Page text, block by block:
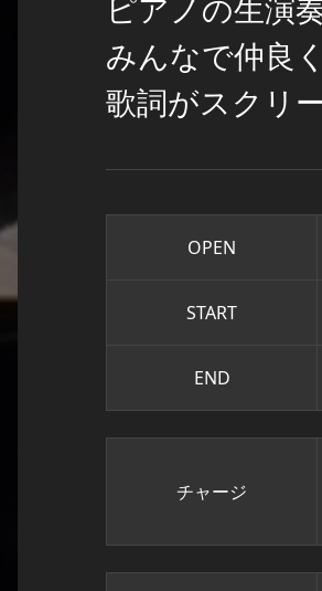
ピアノの生演
みんなで仲良
歌詞がスクリ
OPEN
START
END
チャージ